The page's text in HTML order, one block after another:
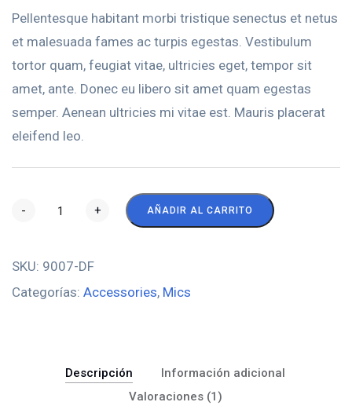
de cliente
Pellentesque habitant morbi tristique senectus et netus
et malesuada fames ac turpis egestas. Vestibulum
tortor quam, feugiat vitae, ultricies eget, tempor sit
amet, ante. Donec eu libero sit amet quam egestas
semper. Aenean ultricies mi vitae est. Mauris placerat
eleifend leo.
- + AÑADIR AL CARRITO
SKU: 9007-DF
Categorías: Accessories, Mics
Descripción
Información adicional
Valoraciones (1)